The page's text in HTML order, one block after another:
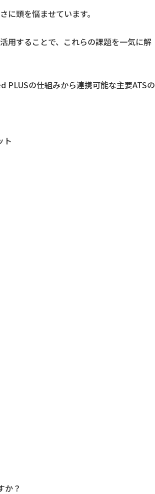
頭を悩ませています。
用することで、これらの課題を一気に解
の仕組みから連携可能な主要ATSの
ト
か？